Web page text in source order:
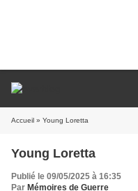
Accueil » Young Loretta
Young Loretta
Publié le 09/05/2025 à 16:35
Par Mémoires de Guerre